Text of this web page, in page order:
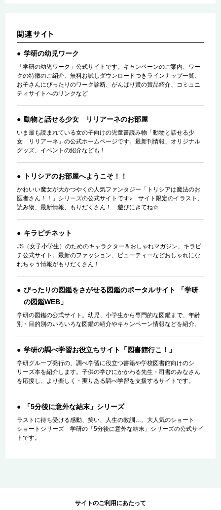
学研の幼児ワーク
「学研の幼児ワーク」公式サイトです。キャンペーンのご案内、ワー
クの特徴のご紹介、無料お試しダウンロードつきラインナップ一覧、
お子さんにぴったりのワーク診断、がんばり賞の賞品紹介、コミュニ
ティサイトへのリンクなど
動物と話せる少女 リリアーネのお部屋
いま最も読まれている女の子向けの児童書読み物「動物と話せる少
女 リリアーネ」の公式ホームページです。最新刊情報、オリジナル
グッズ、イベントの紹介なども！
トリシアのお部屋へようこそ！！
かわいい魔女が大かつやくの人気ファンタジー「トリシアは魔法のお
医者さん！！」シリーズの公式サイトです♪ サイト限定のイラスト、
読み物、最新情報、もりだくさん！ 遊びにきてね☆
キラピチネット
JS（女子小学生）のためのキャラクター＆おしゃれマガジン、キラピ
チ公式サイト。最新のファッション、ビューティーなどおしゃれにな
れちゃう情報がもりだくさん！
ぴったりの図鑑をさがせる図鑑のポータルサイト 「学研
の図鑑WEB」
学研の図鑑の公式サイト。幼児、小学生から専門的な図鑑まで、年齢
別・目的別のいろいろな図鑑の紹介やキャンペーン情報などを紹介。
学研の調べ学習お役立ちサイト「図書館行こ！」
学研グループ発行の、調べ学習に役立つ書籍や学校図書館向けのシ
リーズ本を紹介します。子供の学びにかかわる先生・司書のみなさん
を応援し、より楽しく・実りある調べ学習を支援するサイトです。
「5分後に意外な結末」シリーズ
ラストに待ち受ける感動、笑い、人生の教訓…。大人気のショート
ショートシリーズ 学研の「5分後に意外な結末」シリーズの公式サイ
トです。
サイトのご利用にあたって